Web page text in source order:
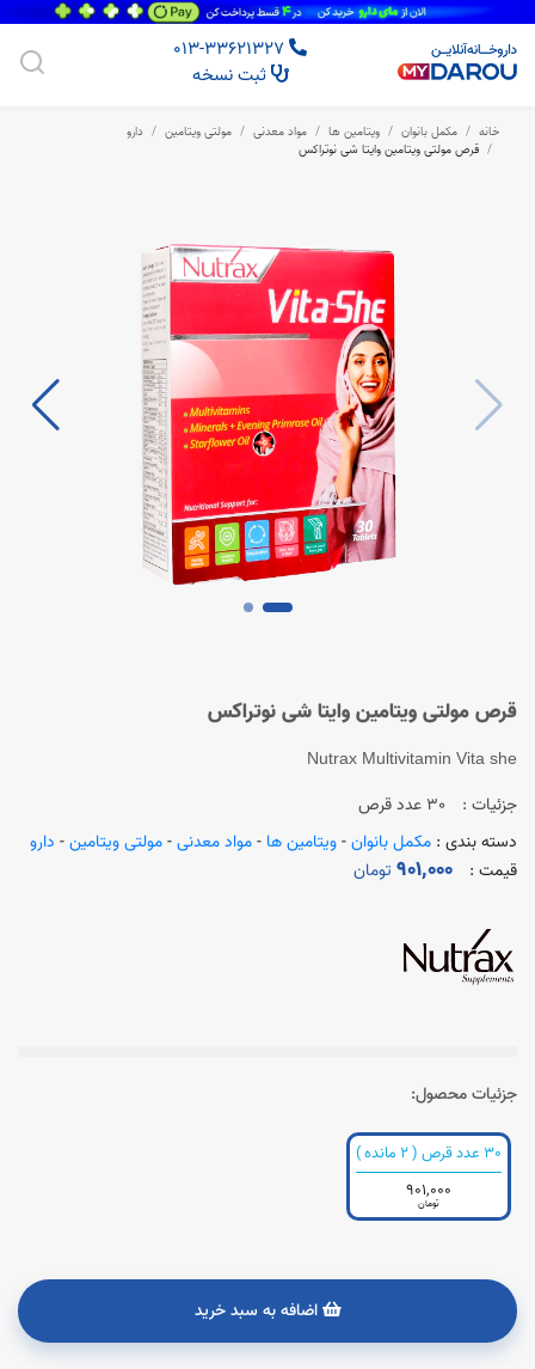
ثبت نسخه
خانه مکمل بانوان ویتامین ها مواد معدنی مولتی ویتامین
دارو
قرص مولتی ویتامین وایتا شی نوتراکس
قرص مولتی ویتامین وایتا شی نوتراکس
Nutrax Multivitamin Vita she
جزئیات :
30 عدد قرص
دسته بندی : مکمل بانوان - ویتامین ها - مواد معدنی - مولتی ویتامین - دارو
قیمت :
901,000 تومان
جزئیات محصول:
30 عدد قرص ( 2 مانده )
901,000
تومان
اضافه به سبد خرید